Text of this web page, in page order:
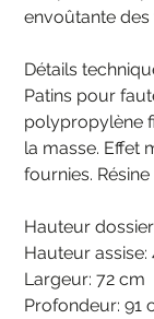
envoûtante
Détails
Patins pour
polypropylène
la masse. Effet
fournies.
Hauteur
Hauteur assise:
Largeur: 72 cm
Profondeur: 91